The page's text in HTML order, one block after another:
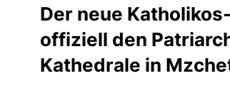
Der neue
offiziell den
Kathedrale in